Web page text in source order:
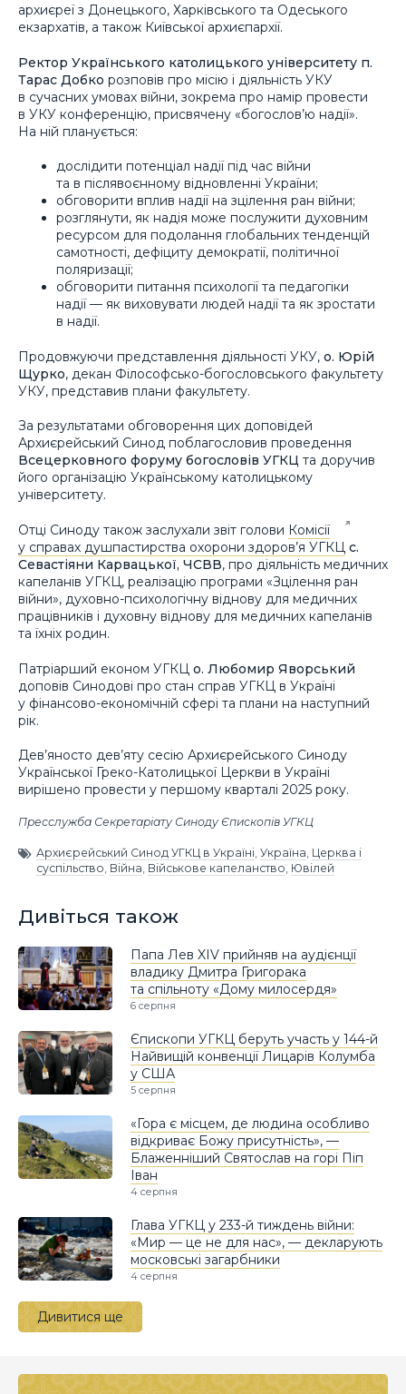
архиєреї з Донецького, Харківського та Одеського
екзархатів, а також Київської архиєпархії.
Ректор Українського католицького університету п.
Тарас Добко розповів про місію і діяльність УКУ
в сучасних умовах війни, зокрема про намір провести
в УКУ конференцію, присвячену «богослов’ю надії».
На ній планується:
дослідити потенціал надії під час війни
та в післявоєнному відновленні України;
обговорити вплив надії на зцілення ран війни;
розглянути, як надія може послужити духовним
ресурсом для подолання глобальних тенденцій
самотності, дефіциту демократії, політичної
поляризації;
обговорити питання психології та педагогіки
надії — як виховувати людей надії та як зростати
в надії.
Продовжуючи представлення діяльності УКУ, о. Юрій
Щурко, декан Філософсько-богословського факультету
УКУ, представив плани факультету.
За результатами обговорення цих доповідей
Архиєрейський Синод поблагословив проведення
Всецерковного форуму богословів УГКЦ та доручив
його організацію Українському католицькому
університету.
Отці Синоду також заслухали звіт голови Комісії
у справах душпастирства охорони здоров’я УГКЦ с.
Севастіяни Карвацької, ЧСВВ, про діяльність медичних
капеланів УГКЦ, реалізацію програми «Зцілення ран
війни», духовно-психологічну віднову для медичних
працівників і духовну віднову для медичних капеланів
та їхніх родин.
Патріарший економ УГКЦ о. Любомир Яворський
доповів Синодові про стан справ УГКЦ в Україні
у фінансово-економічній сфері та плани на наступний
рік.
Дев’яносто дев’яту сесію Архиєрейського Синоду
Української Греко-Католицької Церкви в Україні
вирішено провести у першому кварталі 2025 року.
Пресслужба Секретаріату Синоду Єпископів УГКЦ
Архиєрейський Синод УГКЦ в Україні, Україна, Церква і
суспільство, Війна, Військове капеланство, Ювілей
Дивіться також
Папа Лев XIV прийняв на аудієнції
владику Дмитра Григорака
та спільноту «Дому милосердя»
6 серпня
Єпископи УГКЦ беруть участь у 144-й
Найвищій конвенції Лицарів Колумба
у США
5 серпня
«Гора є місцем, де людина особливо
відкриває Божу присутність», —
Блаженніший Святослав на горі Піп
Іван
4 серпня
Глава УГКЦ у 233-й тиждень війни:
«Мир — це не для нас», — декларують
московські загарбники
4 серпня
Дивитися ще